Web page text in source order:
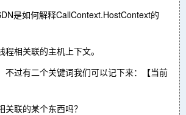
是如何解释CallContext.HostContext的
相关联的主机上下文。
不过有二个关键词我们可以记下来：【当前
联的某个东西吗？